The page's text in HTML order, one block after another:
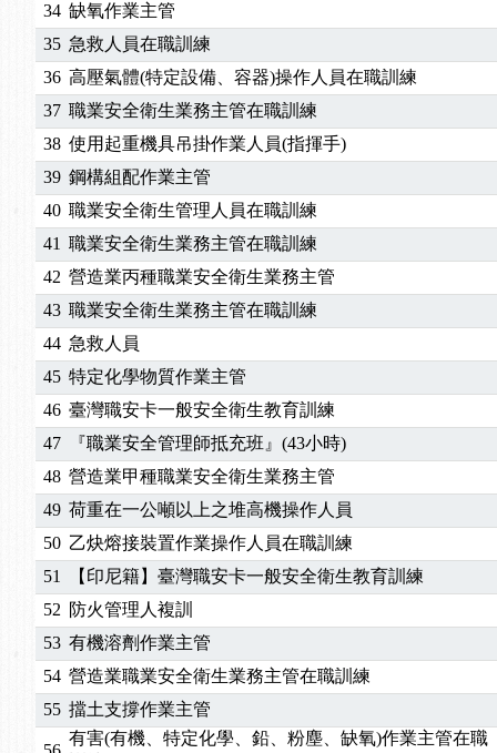
34 缺氧作業主管
35 急救人員在職訓練
36 高壓氣體(特定設備、容器)操作人員在職訓練
37 職業安全衛生業務主管在職訓練
38 使用起重機具吊掛作業人員(指揮手)
39 鋼構組配作業主管
40 職業安全衛生管理人員在職訓練
41 職業安全衛生業務主管在職訓練
42 營造業丙種職業安全衛生業務主管
43 職業安全衛生業務主管在職訓練
44 急救人員
45 特定化學物質作業主管
46 臺灣職安卡一般安全衛生教育訓練
47
『職業安全管理師抵充班』(43小時)
48 營造業甲種職業安全衛生業務主管
49 荷重在一公噸以上之堆高機操作人員
50 乙炔熔接裝置作業操作人員在職訓練
51
【印尼籍】臺灣職安卡一般安全衛生教育訓練
52 防火管理人複訓
53 有機溶劑作業主管
54 營造業職業安全衛生業務主管在職訓練
55 擋土支撐作業主管
有害(有機、特定化學、鉛、粉塵、缺氧)作業主管在職